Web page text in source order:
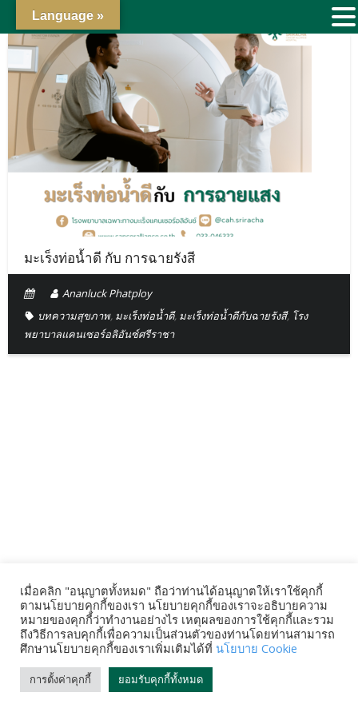
มะเร็งท่อน้ำดี กับ การฉายรังสี
Ananluck Phatploy
บทความสุขภาพ, มะเร็งท่อน้ำดี, มะเร็งท่อน้ำดีกับฉายรังสี, โรง
พยาบาลแคนเซอร์อลิอันซ์ศรีราชา
เมื่อคลิก "อนุญาตทั้งหมด" ถือว่าท่านได้อนุญาตให้เราใช้คุกกี้
ตามนโยบายคุกกี้ของเรา นโยบายคุกกี้ของเราจะอธิบายความ
หมายของคุกกี้ว่าทำงานอย่างไร เหตุผลของการใช้คุกกี้และรวม
ถึงวิธีการลบคุกกี้เพื่อความเป็นส่วนตัวของท่านโดยท่านสามารถ
ศึกษานโยบายคุกกี้ของเราเพิ่มเติมได้ที่ นโยบาย Cookie
การตั้งค่าคุกกี้ ยอมรับคุกกี้ทั้งหมด
Language »